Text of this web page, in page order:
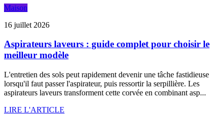
Maison
16 juillet 2026
Aspirateurs laveurs : guide complet pour choisir le
meilleur modèle
L'entretien des sols peut rapidement devenir une tâche fastidieuse
lorsqu'il faut passer l'aspirateur, puis ressortir la serpillière. Les
aspirateurs laveurs transforment cette corvée en combinant asp...
LIRE L'ARTICLE